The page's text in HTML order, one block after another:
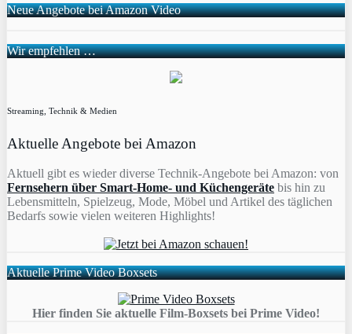
Neue Angebote bei Amazon Video
Wir empfehlen …
Streaming, Technik & Medien
Aktuelle Angebote bei Amazon
Aktuell gibt es wieder diverse Technik-Angebote bei Amazon: von
Fernsehern über Smart-Home- und Küchengeräte bis hin zu
Lebensmitteln, Spielzeug, Mode, Möbel und Artikel des täglichen
Bedarfs sowie vielen weiteren Highlights!
Aktuelle Prime Video Boxsets
Hier finden Sie aktuelle Film-Boxsets bei Prime Video!